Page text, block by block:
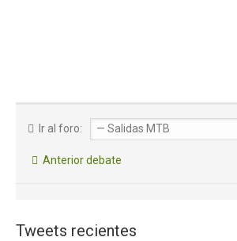
Ir al foro:
Anterior debate
Tweets recientes